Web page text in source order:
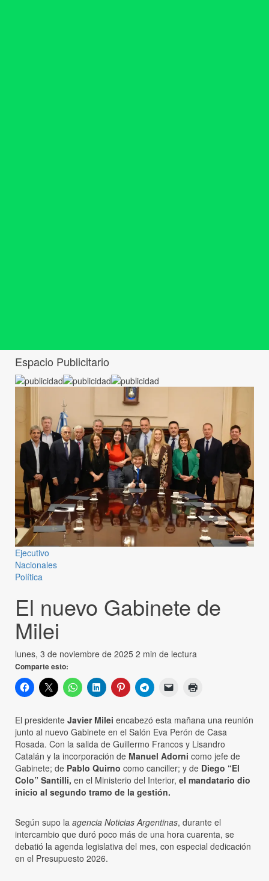
Espacio Publicitario
Ejecutivo
Nacionales
Política
El nuevo Gabinete de
Milei
lunes, 3 de noviembre de 2025 2 min de lectura
Comparte esto:
El presidente Javier Milei encabezó esta mañana una reunión
junto al nuevo Gabinete en el Salón Eva Perón de Casa
Rosada. Con la salida de Guillermo Francos y Lisandro
Catalán y la incorporación de Manuel Adorni como jefe de
Gabinete; de Pablo Quirno como canciller; y de Diego “El
Colo” Santilli, en el Ministerio del Interior, el mandatario dio
inicio al segundo tramo de la gestión.
Según supo la agencia Noticias Argentinas, durante el
intercambio que duró poco más de una hora cuarenta, se
debatió la agenda legislativa del mes, con especial dedicación
en el Presupuesto 2026.